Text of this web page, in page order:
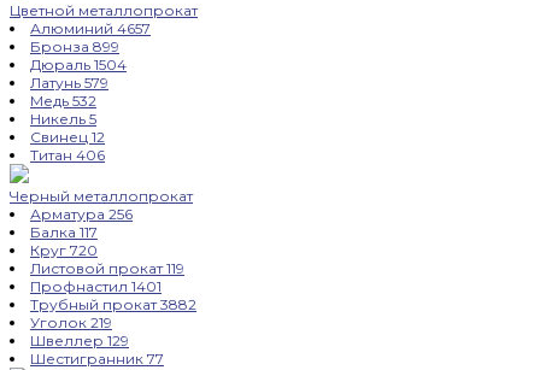
Цветной металлопрокат
Алюминий 4657
Бронза 899
Дюраль 1504
Латунь 579
Медь 532
Никель 5
Свинец 12
Титан 406
Черный металлопрокат
Арматура 256
Балка 117
Круг 720
Листовой прокат119
Профнастил 1401
Трубный прокат3882
Уголок 219
Швеллер 129
Шестигранник 77